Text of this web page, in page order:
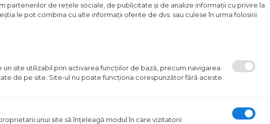
Pret
disponibil
Pret
disponibil
partenerilor de rețele sociale, de publicitate și de analize informații cu privire la
le pot combina cu alte informații oferite de dvs. sau culese în urma folosirii
site utilizabil prin activarea funcţiilor de bază, precum navigarea
de pe site. Site-ul nu poate funcţiona corespunzător fără aceste
unui site să înţeleagă modul în care vizitatorii